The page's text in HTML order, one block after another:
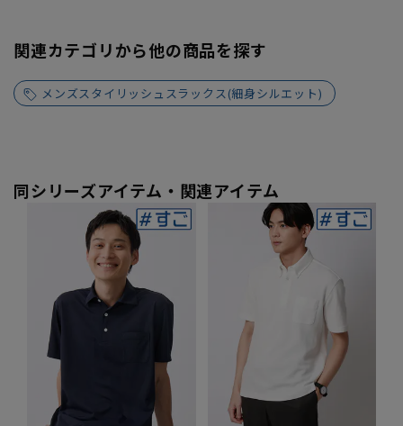
関連カテゴリから他の商品を探す
メンズスタイリッシュスラックス(細身シルエット)
同シリーズアイテム・関連アイテム